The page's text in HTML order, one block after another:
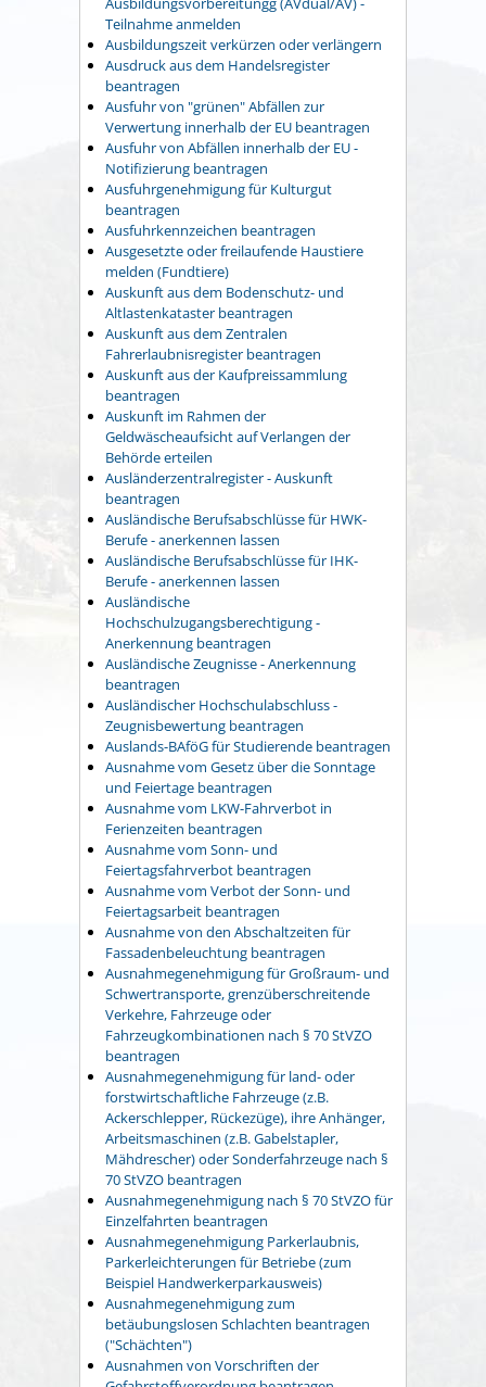
Teilnahme anmelden
Ausbildungszeit verkürzen oder verlängern
Ausdruck aus dem Handelsregister
beantragen
Ausfuhr von "grünen" Abfällen zur
Verwertung innerhalb der EU beantragen
Ausfuhr von Abfällen innerhalb der EU -
Notifizierung beantragen
Ausfuhrgenehmigung für Kulturgut
beantragen
Ausfuhrkennzeichen beantragen
Ausgesetzte oder freilaufende Haustiere
melden (Fundtiere)
Auskunft aus dem Bodenschutz- und
Altlastenkataster beantragen
Auskunft aus dem Zentralen
Fahrerlaubnisregister beantragen
Auskunft aus der Kaufpreissammlung
beantragen
Auskunft im Rahmen der
Geldwäscheaufsicht auf Verlangen der
Behörde erteilen
Ausländerzentralregister - Auskunft
beantragen
Ausländische Berufsabschlüsse für HWK-
Berufe - anerkennen lassen
Ausländische Berufsabschlüsse für IHK-
Berufe - anerkennen lassen
Ausländische
Hochschulzugangsberechtigung -
Anerkennung beantragen
Ausländische Zeugnisse - Anerkennung
beantragen
Ausländischer Hochschulabschluss -
Zeugnisbewertung beantragen
Auslands-BAföG für Studierende beantragen
Ausnahme vom Gesetz über die Sonntage
und Feiertage beantragen
Ausnahme vom LKW-Fahrverbot in
Ferienzeiten beantragen
Ausnahme vom Sonn- und
Feiertagsfahrverbot beantragen
Ausnahme vom Verbot der Sonn- und
Feiertagsarbeit beantragen
Ausnahme von den Abschaltzeiten für
Fassadenbeleuchtung beantragen
Ausnahmegenehmigung für Großraum- und
Schwertransporte, grenzüberschreitende
Verkehre, Fahrzeuge oder
Fahrzeugkombinationen nach § 70 StVZO
beantragen
Ausnahmegenehmigung für land- oder
forstwirtschaftliche Fahrzeuge (z.B.
Ackerschlepper, Rückezüge), ihre Anhänger,
Arbeitsmaschinen (z.B. Gabelstapler,
Mähdrescher) oder Sonderfahrzeuge nach §
70 StVZO beantragen
Ausnahmegenehmigung nach § 70 StVZO für
Einzelfahrten beantragen
Ausnahmegenehmigung Parkerlaubnis,
Parkerleichterungen für Betriebe (zum
Beispiel Handwerkerparkausweis)
Ausnahmegenehmigung zum
betäubungslosen Schlachten beantragen
("Schächten")
Ausnahmen von Vorschriften der